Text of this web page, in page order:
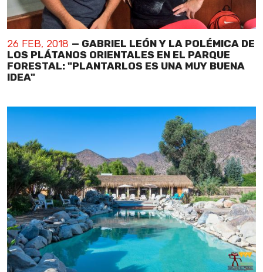
26 FEB, 2018 — GABRIEL LEÓN Y LA POLÉMICA DE
LOS PLÁTANOS ORIENTALES EN EL PARQUE
FORESTAL: "PLANTARLOS ES UNA MUY BUENA
IDEA"